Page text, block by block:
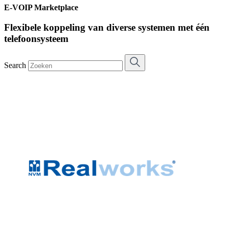
E-VOIP Marketplace
Flexibele koppeling van diverse systemen met één
telefoonsysteem
Search